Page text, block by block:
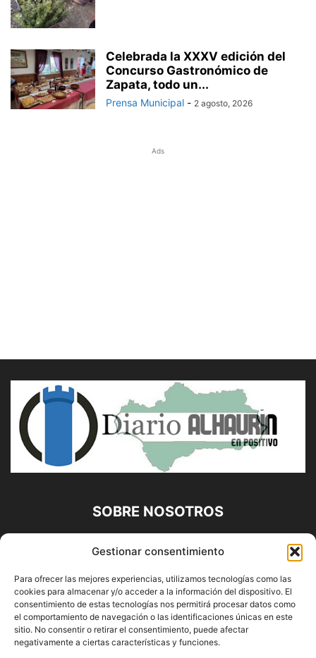
Gestionar consentimiento
Para ofrecer las mejores experiencias, utilizamos tecnologías como las
cookies para almacenar y/o acceder a la información del dispositivo. El
consentimiento de estas tecnologías nos permitirá procesar datos como
el comportamiento de navegación o las identificaciones únicas en este
sitio. No consentir o retirar el consentimiento, puede afectar
negativamente a ciertas características y funciones.
Celebrada la XXXV edición del
Concurso Gastronómico de
Zapata, todo un...
Prensa Municipal - 2 agosto, 2026
Ads
SOBRE NOSOTROS
Diario Alhaurín (www.alhaurindelatorre.com) Propiedad de
Francisco E. López López | 639 95 71 95 | Noticias de
Alhaurín de la Torre, Málaga y Provincia|
Contáctanos:info@alhaurindelatorre.com
SÍGUENOS